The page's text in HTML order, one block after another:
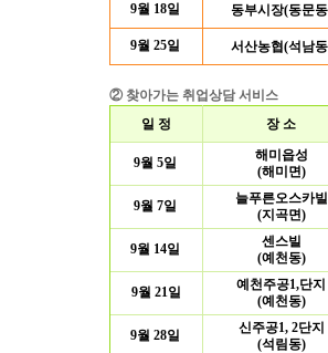
9월 18일 동부시장(동문
9월 25일 서산농협(석남
② 찾아가는 취업상담 서비스
일 정
장 소
9월 5일
해미읍성
(해미면)
9월 7일
늘푸른오스카빌
(지곡면)
9월 14일
센스빌
(예천동)
9월 21일
예천주공1,단지
(예천동)
9월 28일
신주공1, 2단지
(석림동)